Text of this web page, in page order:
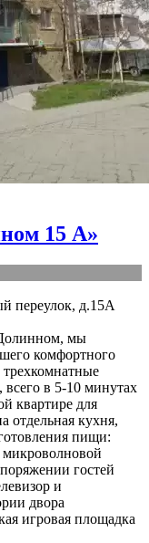
15 А»
переулок, д.15А
мы
комфортного
в 5-10 минутах
квартире для
отдельная кухня,
пищи:
гостей
и
двора
игровая площадка